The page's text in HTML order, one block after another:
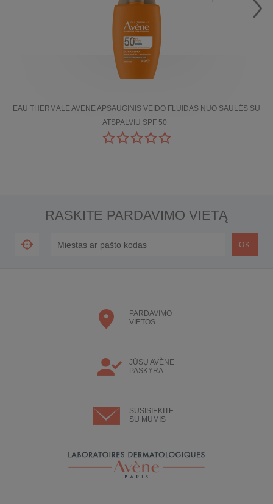
EAU THERMALE AVENE APSAUGINIS VEIDO FLUIDAS NUO SAULĖS SU
ATSPALVIU SPF 50+
RASKITE PARDAVIMO VIETĄ
PARDAVIMO
VIETOS
JŪSŲ AVÈNE
PASKYRA
SUSISIEKITE
SU MUMIS